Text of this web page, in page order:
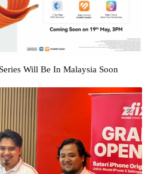
Will Be In Malaysia Soon